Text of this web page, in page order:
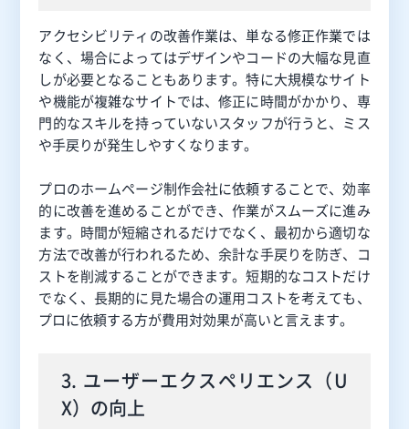
アクセシビリティの改善作業は、単なる修正作業では
なく、場合によってはデザインやコードの大幅な見直
しが必要となることもあります。特に大規模なサイト
や機能が複雑なサイトでは、修正に時間がかかり、専
門的なスキルを持っていないスタッフが行うと、ミス
や手戻りが発生しやすくなります。
プロのホームページ制作会社に依頼することで、効率
的に改善を進めることができ、作業がスムーズに進み
ます。時間が短縮されるだけでなく、最初から適切な
方法で改善が行われるため、余計な手戻りを防ぎ、コ
ストを削減することができます。短期的なコストだけ
でなく、長期的に見た場合の運用コストを考えても、
プロに依頼する方が費用対効果が高いと言えます。
3. ユーザーエクスペリエンス（U
X）の向上